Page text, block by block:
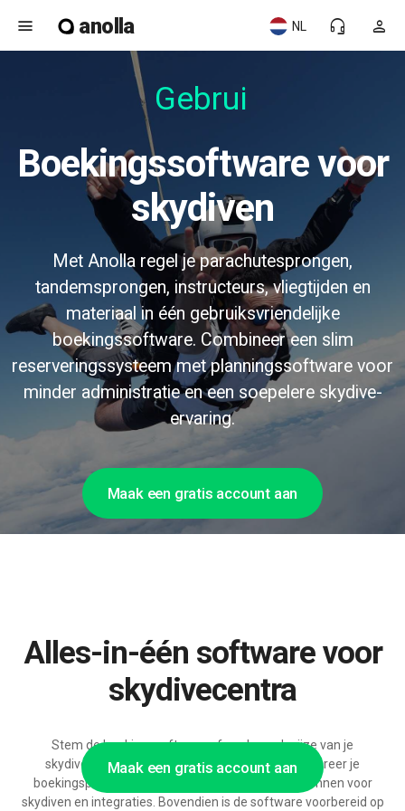
menu anolla person
headset_mic
NL
Gebruik
Boekingssoftware voor
skydiven
Met Anolla regel je parachutesprongen,
tandemsprongen, instructeurs, vliegtijden en
materiaal in één gebruiksvriendelijke
boekingssoftware. Combineer een slim
reserveringssysteem met planningssoftware voor
minder administratie en een soepelere skydive-
ervaring.
Maak een gratis account aan
Maak een gratis account aan
Alles-in-één software voor
skydivecentra
Stem de boekingssoftware af op de werkwijze van je
skydivecentrum. Met de modulaire opzet configureer je
boekingsprocessen, sprongactiviteiten, cadeaubonnen voor
skydiven en integraties. Bovendien is de software voorbereid op